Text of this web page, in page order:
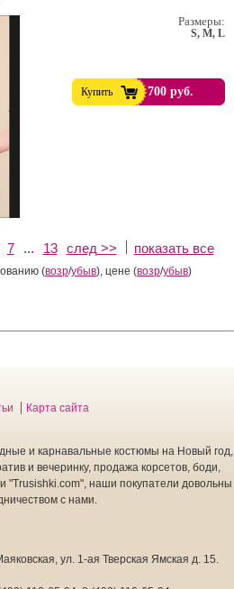
Размеры:
S, M, L
Купить 700 руб.
7 ... 13 след >> показать все
(возр/убыв), цене (возр/убыв)
Карта сайта
и карнавальные костюмы на Новый год,
и вечеринку, продажа корсетов, боди,
"Trusishki.com", наши покупатели довольны
с нами.
ул. 1-ая Тверская Ямская д. 15.